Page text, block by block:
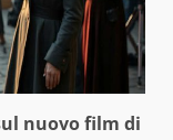
nuovo film di